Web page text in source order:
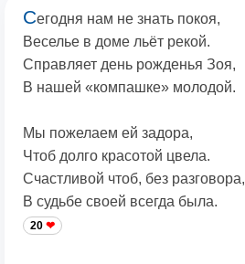
Сегодня нам не знать покоя,
Веселье в доме льёт рекой.
Справляет день рожденья Зоя,
В нашей «компашке» молодой.
Мы пожелаем ей задора,
Чтоб долго красотой цвела.
Счастливой чтоб, без разговора,
В судьбе своей всегда была.
20